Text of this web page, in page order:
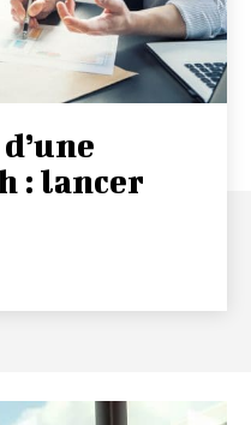
: lancer